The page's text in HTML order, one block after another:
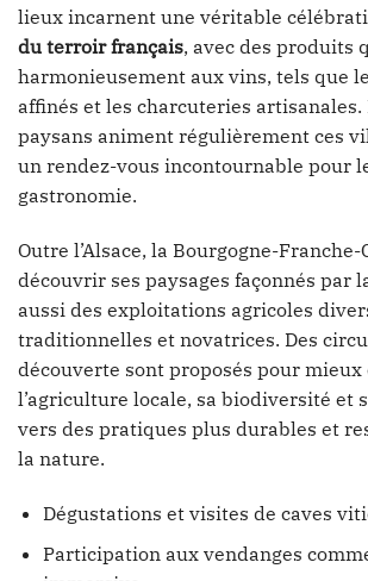
lieux incarnent une véritable
du terroir français, avec des produits
harmonieusement aux vins, tels que
affinés et les charcuteries artisanales.
paysans animent régulièrement ces
un rendez-vous incontournable pour
gastronomie.
Outre l’Alsace, la Bourgogne-
découvrir ses paysages façonnés par
aussi des exploitations agricoles
traditionnelles et novatrices. Des
découverte sont proposés pour
l’agriculture locale, sa biodiversité et
vers des pratiques plus durables et
la nature.
Dégustations et visites de caves
Participation aux vendanges